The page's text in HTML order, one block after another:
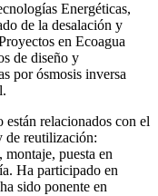
Energéticas,
de la desalación y
en Ecoagua
de diseño y
por ósmosis inversa
están relacionados con el
de reutilización:
puesta en
Ha participado en
sido ponente en